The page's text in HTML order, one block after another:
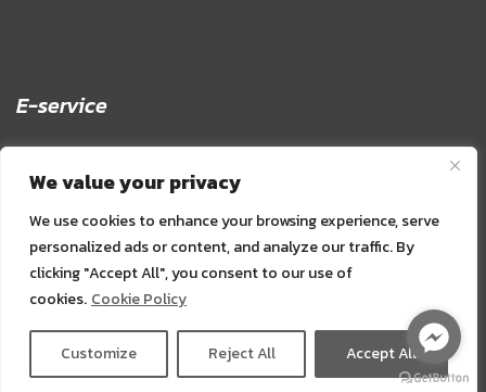
We value your privacy
We use cookies to enhance your browsing experience, serve
personalized ads or content, and analyze our traffic. By
clicking "Accept All", you consent to our use of
cookies. Cookie Policy
Customize Reject All Accept All
E-service
School Connex
AMSS++
OBEC
ระบบงานบุคคล HRANS